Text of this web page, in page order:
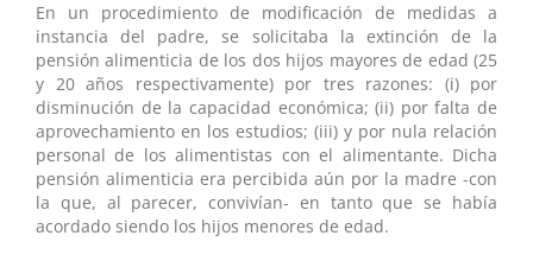
En un procedimiento de modificación de medidas a
instancia del padre, se solicitaba la extinción de la
pensión alimenticia de los dos hijos mayores de edad (25
y 20 años respectivamente) por tres razones: (i) por
disminución de la capacidad económica; (ii) por falta de
aprovechamiento en los estudios; (iii) y por nula relación
personal de los alimentistas con el alimentante. Dicha
pensión alimenticia era percibida aún por la madre -con
la que, al parecer, convivían- en tanto que se había
acordado siendo los hijos menores de edad.